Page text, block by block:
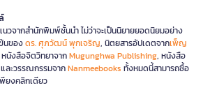
วจากสำนักพิมพ์ชั้นนำ ไม่ว่าจะเป็นนิยายยอดนิยมอย่าง
นของดร. ศุภวัฒน์ พุกเจริญ, นิตยสารอัปเดตจากเพ็ญ
หนังสือจิตวิทยาจากMugunghwa Publishing, หนังสือ
และวรรณกรรมจากNanmeebooks ทั้งหมดนี้สามารถซื้อ
ยงคลิกเดียว